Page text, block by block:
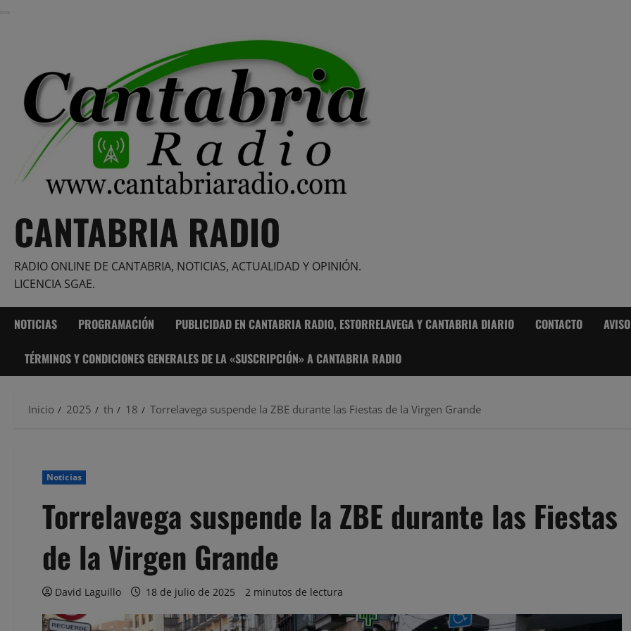
CANTABRIA RADIO
RADIO ONLINE DE CANTABRIA, NOTICIAS, ACTUALIDAD Y OPINIÓN.
LICENCIA SGAE.
NOTICIAS PROGRAMACIÓN PUBLICIDAD EN CANTABRIA RADIO, ESTORRELAVEGA Y CANTABRIA DIARIO CONTACTO
TÉRMINOS Y CONDICIONES GENERALES DE LA «SUSCRIPCIÓN» A CANTABRIA RADIO
Inicio 2025 th 18 Torrelavega suspende la ZBE durante las Fiestas de la Virgen Grande
Noticias
Torrelavega suspende la ZBE durante las Fiestas
de la Virgen Grande
David Laguillo 18 de julio de 2025 2 minutos de lectura